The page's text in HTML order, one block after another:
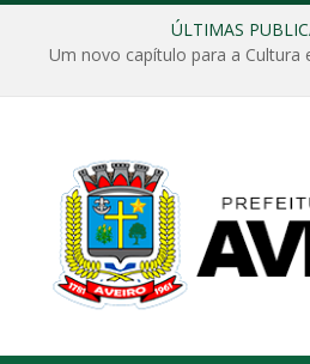
ÚLTIMAS
Um novo capítulo para a Cultura